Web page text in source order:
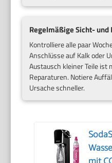
Regelmäßige Sicht-
Kontrolliere alle paar
Anschlüsse auf Kalk oder
Austausch kleiner Teile ist
Reparaturen. Notiere
Ursache schneller.